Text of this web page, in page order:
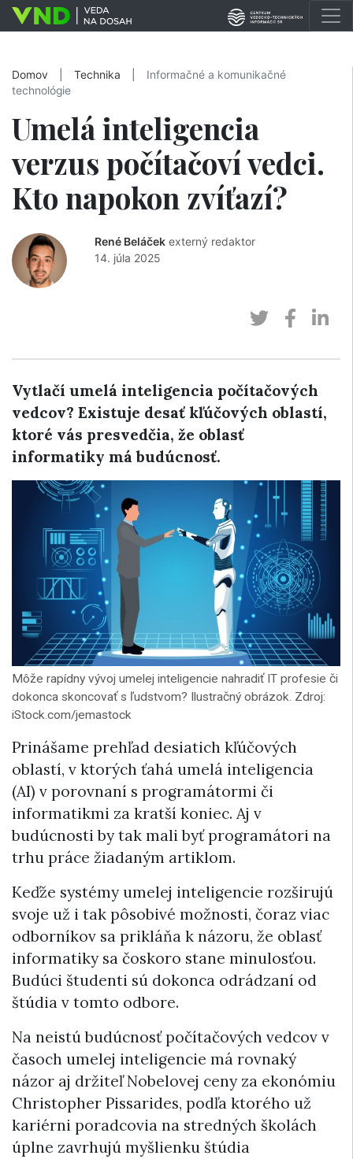
Domov Technika
Informačné a komunikačné
technológie
Umelá inteligencia
verzus počítačoví vedci.
Kto napokon zvíťazí?
René Beláček externý redaktor
14. júla 2025
Vytlačí umelá inteligencia počítačových
vedcov? Existuje desať kľúčových oblastí,
ktoré vás presvedčia, že oblasť
informatiky má budúcnosť.
Môže rapídny vývoj umelej inteligencie nahradiť IT profesie či
dokonca skoncovať s ľudstvom? Ilustračný obrázok. Zdroj:
iStock.com/jemastock
Prinášame prehľad desiatich kľúčových
oblastí, v ktorých ťahá umelá inteligencia
(AI) v porovnaní s programátormi či
informatikmi za kratší koniec. Aj v
budúcnosti by tak mali byť programátori na
trhu práce žiadaným artiklom.
Keďže systémy umelej inteligencie rozširujú
svoje už i tak pôsobivé možnosti, čoraz viac
odborníkov sa prikláňa k názoru, že oblasť
informatiky sa čoskoro stane minulosťou.
Budúci študenti sú dokonca odrádzaní od
štúdia v tomto odbore.
Na neistú budúcnosť počítačových vedcov v
časoch umelej inteligencie má rovnaký
názor aj držiteľ Nobelovej ceny za ekonómiu
Christopher Pissarides, podľa ktorého už
kariérni poradcovia na stredných školách
úplne zavrhujú myšlienku štúdia